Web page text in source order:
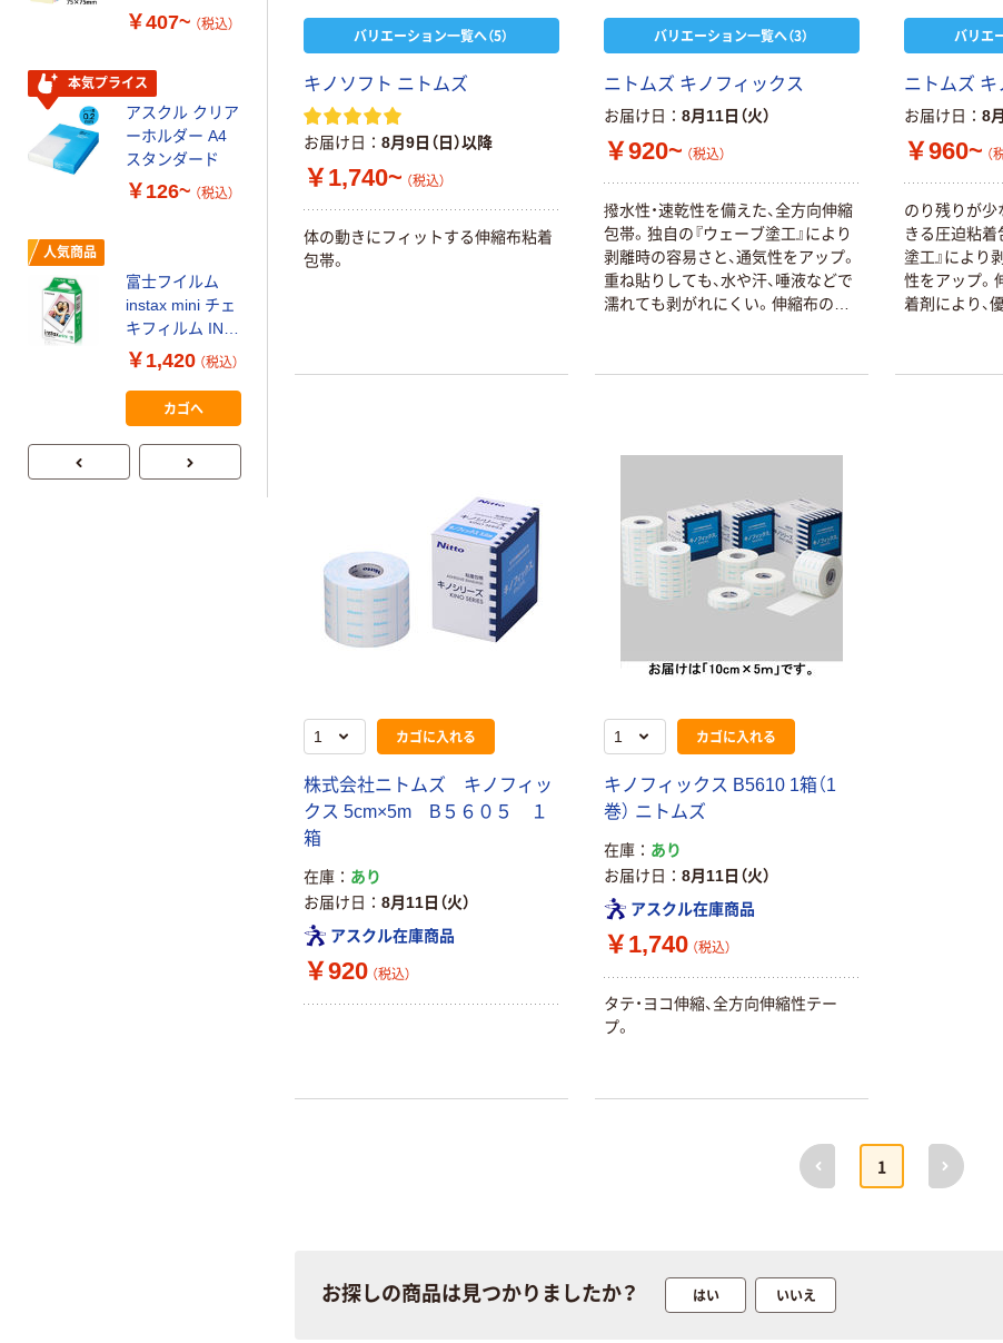
バリエーション一覧へ（5）
キノソフト ニトムズ
お届け日 8月9日（日）以降
￥1,740~ （税込）
体の動きにフィットする伸縮布粘着
包帯。
バリエーション一覧へ（3）
ニトムズ キノフィックス
お届け日 8月11日（火）
￥920~ （税込）
撥水性・速乾性を備えた、全方向伸縮
包帯。独自の『ウェーブ塗工』により
剥離時の容易さと、通気性をアップ。
重ね貼りしても、水や汗、唾液などで
濡れても剥がれにくい。伸縮布の剥
類の剥がし方を可能にし、医療現場
バリエ
ニトムズ キ
お届け日 8
￥960~ （
のり残りが少
きる圧迫粘着
塗工』により
性をアップ。
着剤により、
ットできる、
カゴに入れる
株式会社ニトムズ キノフィッ
クス 5cm×5m B５６０５ １
箱
在庫
あり
お届け日
8月11日（火）
アスクル在庫商品
￥920 （税込）
カゴに入れる
キノフィックス B5610 1箱（1
巻） ニトムズ
在庫
あり
お届け日
8月11日（火）
アスクル在庫商品
￥1,740 （税込）
タテ・ヨコ伸縮、全方向伸縮性テー
プ。
前へ
1
次へ
お探しの商品は見つかりましたか？ はい いいえ
￥407~ （税込）
本気プライス
アスクル クリア
ーホルダー A4
スタンダード
￥126~ （税込）
人気商品
富士フイルム
instax mini チェ
キフィルム INS
MINI JP1 1パッ
ク（10枚入り）
￥1,420 （税込）
カゴへ
150組 5箱入 ア
スクル スマート
コンパクト ビ
証
オリジナル
コピー用紙 マ
ルチペーパー
￥149~ （税込）
カラ 厚さ
電池 北欧パッ
ケージ アスク
ルオリジナル
オリジナル
アスクルオリジ
トフィルム A4
サイズ
100μ（ミクロン）
￥458~ （税込）
本気プライス
100％ 200枚
ーフリー）
富士フイルム
instax mini13
INS MINI 13
￥12,100~
（税込）
本気プライス
大塚製薬工場